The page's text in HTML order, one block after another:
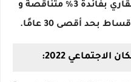
المركزي المختلفة للتمويل العقاري بفائدة 3٪ متناقصة و
2022: